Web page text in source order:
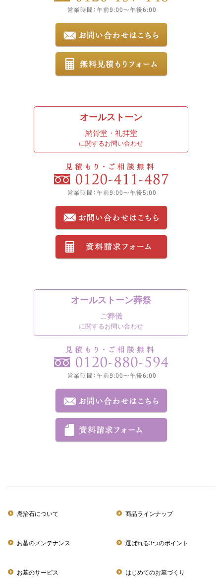
オールストーン
納骨堂・礼拝堂
に関するお問い合わせ
オールストーン葬祭
ご葬儀
に関するお問い合わせ
庵治石について 商品ラインナップ
お墓のメンテナンス 選ばれる3つのポイント
お墓のサービス はじめてのお墓づくり